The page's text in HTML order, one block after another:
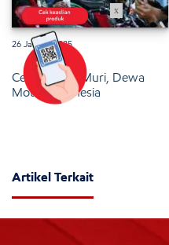
26 Januari 2025
Cetak Rekor Muri, Dewa
Motor Indonesia
Artikel Terkait
x